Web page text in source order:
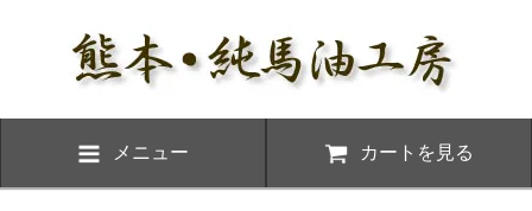
メニュー カートを見る